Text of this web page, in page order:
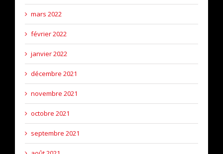
mars 2022
février 2022
janvier 2022
décembre 2021
novembre 2021
octobre 2021
septembre 2021